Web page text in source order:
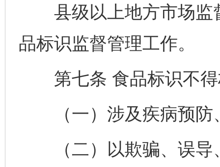
县级以上地方市场监
品标识监督管理工作。
第七条 食品标识不得
（一）涉及疾病预防
（二）以欺骗、误导